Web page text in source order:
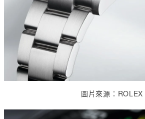
圖片來源： ROLEX